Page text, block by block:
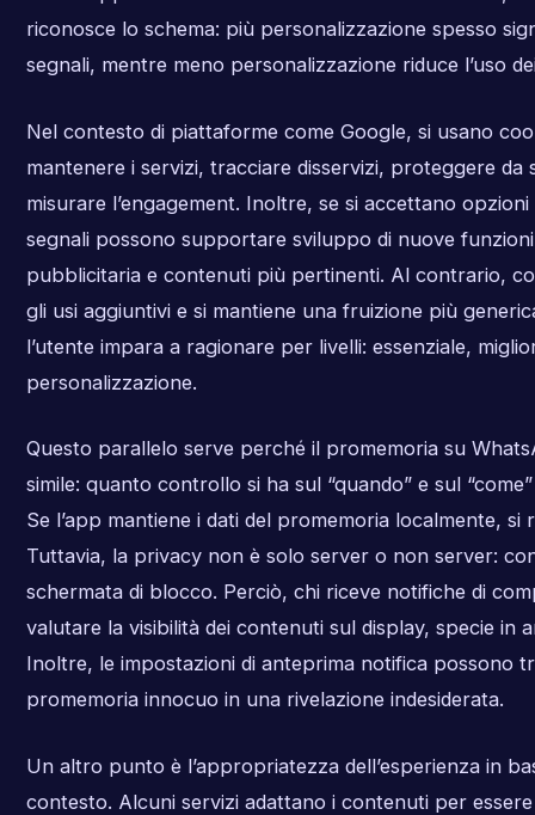
riconosce lo schema: più personalizzazione spesso
segnali, mentre meno personalizzazione riduce l’uso
Nel contesto di piattaforme come Google, si usano
mantenere i servizi, tracciare disservizi, proteggere da
misurare l’engagement. Inoltre, se si accettano opzioni
segnali possono supportare sviluppo di nuove
pubblicitaria e contenuti più pertinenti. Al contrario,
gli usi aggiuntivi e si mantiene una fruizione più
l’utente impara a ragionare per livelli: essenziale,
personalizzazione.
Questo parallelo serve perché il promemoria su
simile: quanto controllo si ha sul “quando” e sul
Se l’app mantiene i dati del promemoria localmente, si
Tuttavia, la privacy non è solo server o non server:
schermata di blocco. Perciò, chi riceve notifiche di
valutare la visibilità dei contenuti sul display, specie in
Inoltre, le impostazioni di anteprima notifica possono
promemoria innocuo in una rivelazione indesiderata.
Un altro punto è l’appropriatezza dell’esperienza in
contesto. Alcuni servizi adattano i contenuti per